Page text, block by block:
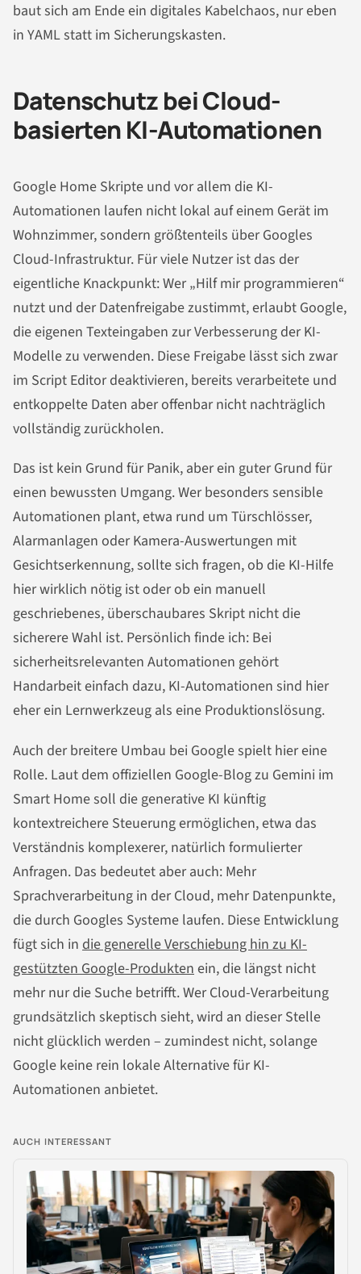
baut sich am Ende ein digitales Kabelchaos, nur eben
in YAML statt im Sicherungskasten.
Datenschutz bei Cloud-
basierten KI-Automationen
Google Home Skripte und vor allem die KI-
Automationen laufen nicht lokal auf einem Gerät im
Wohnzimmer, sondern größtenteils über Googles
Cloud-Infrastruktur. Für viele Nutzer ist das der
eigentliche Knackpunkt: Wer „Hilf mir programmieren“
nutzt und der Datenfreigabe zustimmt, erlaubt Google,
die eigenen Texteingaben zur Verbesserung der KI-
Modelle zu verwenden. Diese Freigabe lässt sich zwar
im Script Editor deaktivieren, bereits verarbeitete und
entkoppelte Daten aber offenbar nicht nachträglich
vollständig zurückholen.
Das ist kein Grund für Panik, aber ein guter Grund für
einen bewussten Umgang. Wer besonders sensible
Automationen plant, etwa rund um Türschlösser,
Alarmanlagen oder Kamera-Auswertungen mit
Gesichtserkennung, sollte sich fragen, ob die KI-Hilfe
hier wirklich nötig ist oder ob ein manuell
geschriebenes, überschaubares Skript nicht die
sicherere Wahl ist. Persönlich finde ich: Bei
sicherheitsrelevanten Automationen gehört
Handarbeit einfach dazu, KI-Automationen sind hier
eher ein Lernwerkzeug als eine Produktionslösung.
Auch der breitere Umbau bei Google spielt hier eine
Rolle. Laut dem offiziellen Google-Blog zu Gemini im
Smart Home soll die generative KI künftig
kontextreichere Steuerung ermöglichen, etwa das
Verständnis komplexerer, natürlich formulierter
Anfragen. Das bedeutet aber auch: Mehr
Sprachverarbeitung in der Cloud, mehr Datenpunkte,
die durch Googles Systeme laufen. Diese Entwicklung
fügt sich in die generelle Verschiebung hin zu KI-
gestützten Google-Produktenein, die längst nicht
mehr nur die Suche betrifft. Wer Cloud-Verarbeitung
grundsätzlich skeptisch sieht, wird an dieser Stelle
nicht glücklich werden – zumindest nicht, solange
Google keine rein lokale Alternative für KI-
Automationen anbietet.
AUCH INTERESSANT